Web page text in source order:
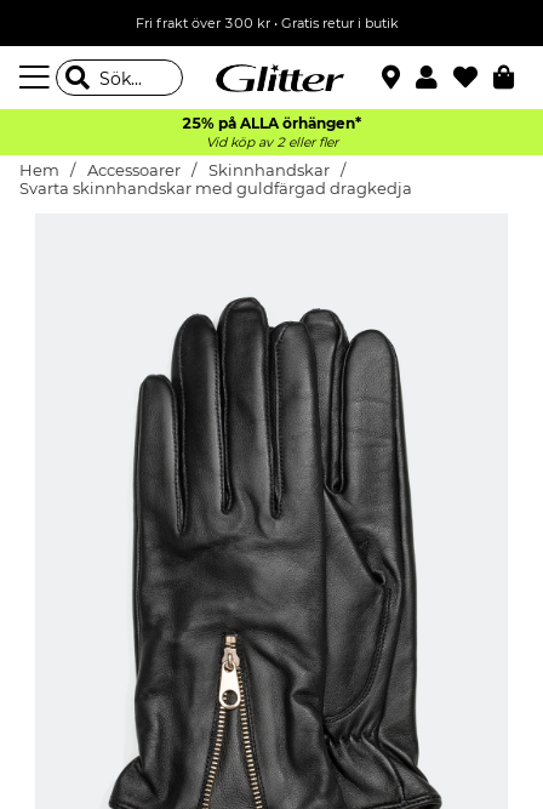
Fri frakt över 300 kr• Gratis retur i butik
25% på ALLA örhängen*
Vid köp av 2 eller fler
Hem Accessoarer
Skinnhandskar
Svarta skinnhandskar med guldfärgad dragkedja